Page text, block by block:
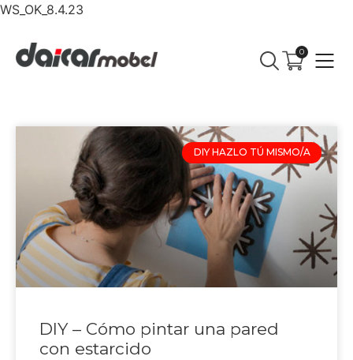
WS_OK_8.4.23
0
DIY HAZLO TÚ MISMO/A
DIY – Cómo pintar una pared
con estarcido